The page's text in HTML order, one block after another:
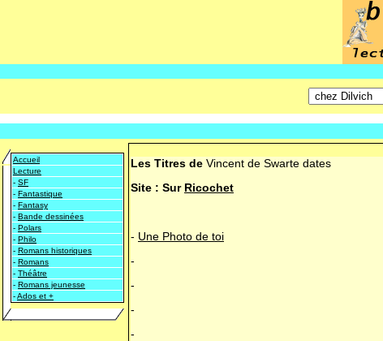
Accueil
Lecture
- SF
- Fantastique
- Fantasy
- Bande dessinées
- Polars
- Philo
- Romans historiques
- Romans
- Théâtre
- Romans jeunesse
-Ados et +
Les Titres de Vincent de Swarte dates
Site : Sur Ricochet
- Une Photo de toi
-
-
-
-